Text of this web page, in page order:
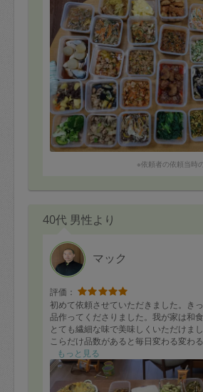
※依頼者の依頼当時
40代 男性より
マック
評価：
初めて依頼させていただきました。き
品作ってくださりました。我が家は和食
とても繊細な味で美味しくいただけまし
こらだけ品数があると毎日変わる変わ
べられており、とても満足しています
いと思います。
もっと見る